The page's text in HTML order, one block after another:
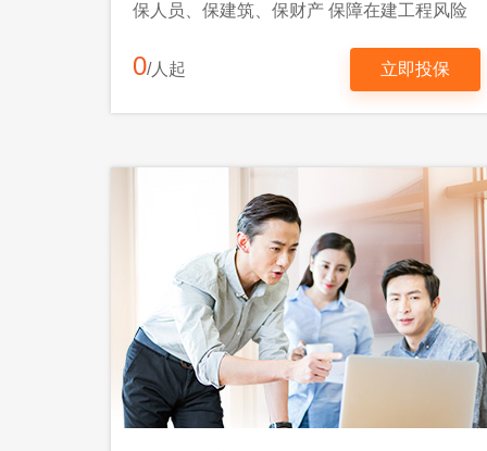
保人员、保建筑、保财产 保障在建工程风险
0/人起 立即投保